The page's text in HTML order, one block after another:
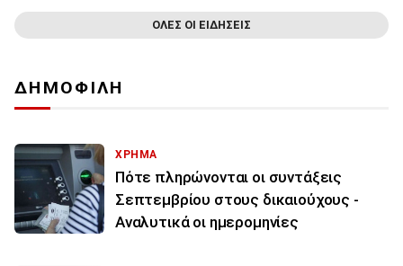
ΟΛΕΣ ΟΙ ΕΙΔΗΣΕΙΣ
ΔΗΜΟΦΙΛΗ
ΧΡΗΜΑ
Πότε πληρώνονται οι συντάξεις
Σεπτεμβρίου στους δικαιούχους -
Αναλυτικά οι ημερομηνίες